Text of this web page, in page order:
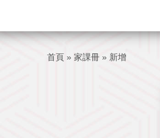
首頁 » 家課冊 » 新增